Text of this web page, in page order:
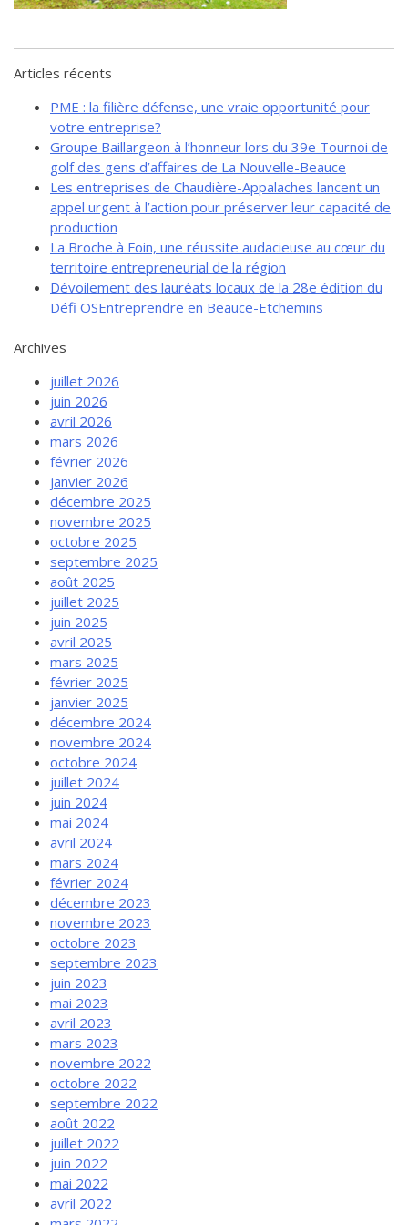
de solidarité
Événements et formations
Documentation
Articles récents
PME : la filière défense, une vraie opportunité pour
votre entreprise?
Groupe Baillargeon à l’honneur lors du 39e Tournoi de
golf des gens d’affaires de La Nouvelle-Beauce
Les entreprises de Chaudière-Appalaches lancent un
appel urgent à l’action pour préserver leur capacité de
production
La Broche à Foin, une réussite audacieuse au cœur du
territoire entrepreneurial de la région
Dévoilement des lauréats locaux de la 28e édition du
Défi OSEntreprendre en Beauce-Etchemins
Archives
juillet 2026
juin 2026
avril 2026
mars 2026
février 2026
janvier 2026
décembre 2025
novembre 2025
octobre 2025
septembre 2025
août 2025
juillet 2025
juin 2025
avril 2025
mars 2025
février 2025
janvier 2025
décembre 2024
novembre 2024
octobre 2024
juillet 2024
juin 2024
mai 2024
avril 2024
mars 2024
février 2024
décembre 2023
novembre 2023
octobre 2023
septembre 2023
juin 2023
mai 2023
avril 2023
mars 2023
novembre 2022
octobre 2022
septembre 2022
août 2022
juillet 2022
juin 2022
mai 2022
avril 2022